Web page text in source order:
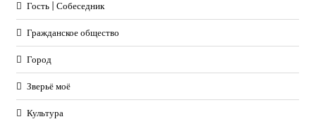
Гость | Собеседник
Гражданское общество
Город
Зверьё моё
Культура